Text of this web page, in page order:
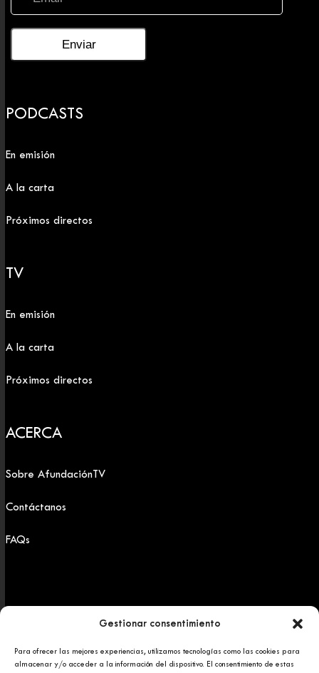
Gestionar consentimiento
Para ofrecer las mejores experiencias, utilizamos tecnologías como las cookies para
almacenar y/o acceder a la información del dispositivo. El consentimiento de estas
PODCASTS
En emisión
A la carta
Próximos directos
TV
En emisión
A la carta
Próximos directos
ACERCA
Sobre AfundaciónTV
Contáctanos
FAQs
Copyright 2025 © Afundación Obra Social Abanca